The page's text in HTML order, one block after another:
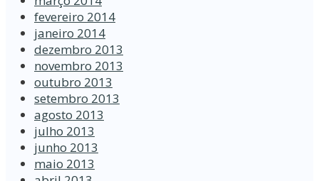
fevereiro 2014
janeiro 2014
dezembro 2013
novembro 2013
outubro 2013
setembro 2013
agosto 2013
julho 2013
junho 2013
maio 2013